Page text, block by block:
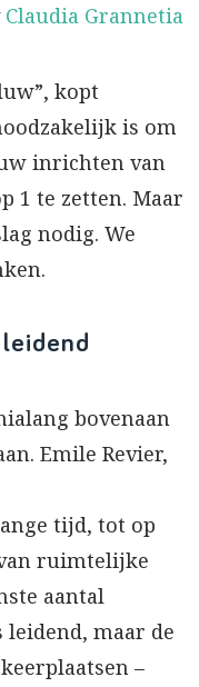
Claudia Grannetia
kopt
is om
inrichten van
1 te zetten. Maar
nodig. We
bovenaan
Emile Revier,
tijd, tot op
ruimtelijke
aantal
maar de
–